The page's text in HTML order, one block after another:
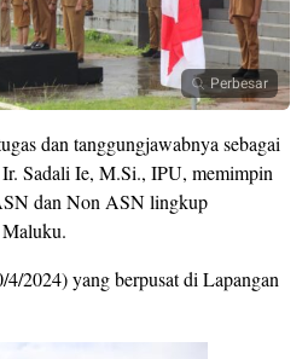
Perbesar
dan tanggungjawabnya sebagai
Sadali Ie, M.Si., IPU, memimpin
dan Non ASN lingkup
2024) yang berpusat di Lapangan